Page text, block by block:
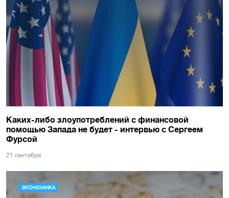
Каких-либо злоупотреблений с финансовой
помощью Запада не будет - интервью с Сергеем
Фурсой
21 сентября
ЭКОНОМИКА